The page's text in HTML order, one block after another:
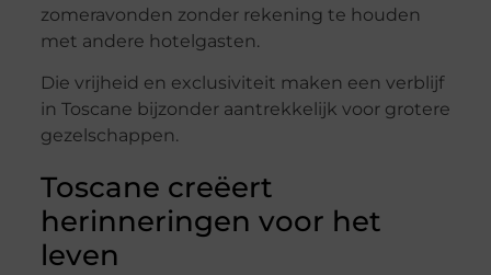
zomeravonden zonder rekening te houden
met andere hotelgasten.
Die vrijheid en exclusiviteit maken een verblijf
in Toscane bijzonder aantrekkelijk voor grotere
gezelschappen.
Toscane creëert
herinneringen voor het
leven